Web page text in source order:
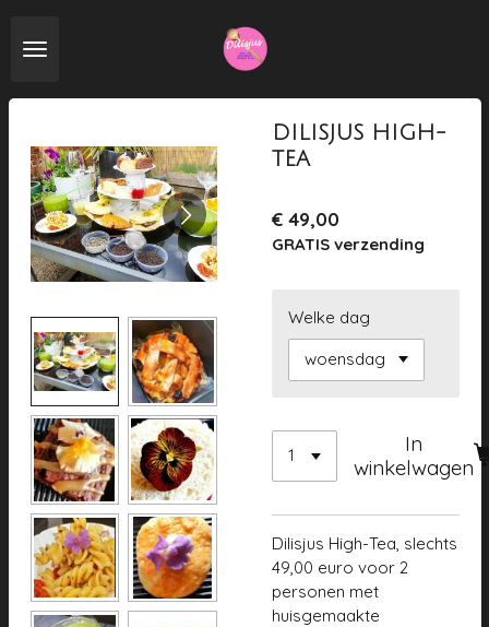
direct
DILISJUS HIGH-
TEA
€ 49,00
GRATIS verzending
Welke dag
In
winkelwagen
Dilisjus High-Tea, slechts
49,00 euro voor 2
personen met
huisgemaakte